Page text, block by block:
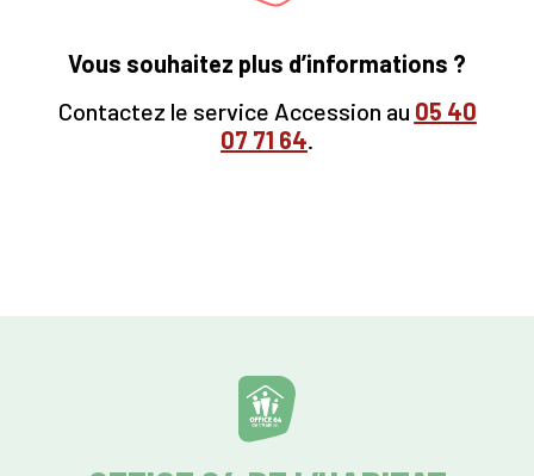
Vous souhaitez plus d’informations ?
Contactez le service Accession au 05 40
07 71 64.